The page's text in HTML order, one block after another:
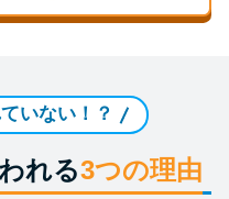
いない！？
れる3つの理由